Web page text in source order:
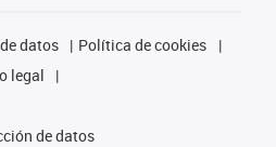
datos
Política de cookies
legal
de datos